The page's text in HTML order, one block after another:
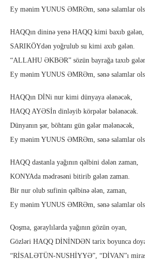
Ey mənim YUNUS ƏMRƏm, sənə salamlar
HAQQın dininə yenə HAQQ kimi baxıb gələn,
SARIKÖYdən yoğrulub su kimi axıb gələn.
“ALLAHU ƏKBƏR” sözün bayrağa taxıb
Ey mənim YUNUS ƏMRƏm, sənə salamlar
HAQQın DİNi nur kimi dünyaya ələnəcək,
HAQQ AYƏSİn dinləyib körpələr bələnəcək.
Dünyanın şər, böhtanı gün gələr mələnəcək,
Ey mənim YUNUS ƏMRƏm, sənə salamlar
HAQQ dastanla yağının qəlbini dələn zaman,
KONYAda mədrəsəni bitirib gələn zaman.
Bir nur olub sufinin qəlbinə ələn, zaman,
Ey mənim YUNUS ƏMRƏm, sənə salamlar
Qoşma, gəraylılarda yağının gözün oyan,
Gözləri HAQQ DİNİNDƏN tarix boyunca
“RİSALƏTÜN-NUSHİYYƏ”, “DİVAN”ı